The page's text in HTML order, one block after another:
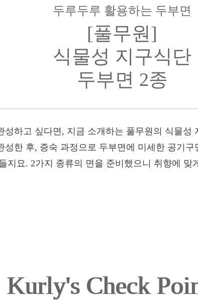
두루두루 활용하는 두부면
[풀무원]
식물성 지구식단
두부면 2종
성하고 싶다면, 지금 소개하는 풀무원의 식물성
성한 후, 증숙 과정으로 두부면에 미세한 공기
지요. 2가지 종류의 면을 준비했으니 취향에 맞
Kurly's Check